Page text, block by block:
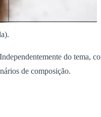
do
de composição.